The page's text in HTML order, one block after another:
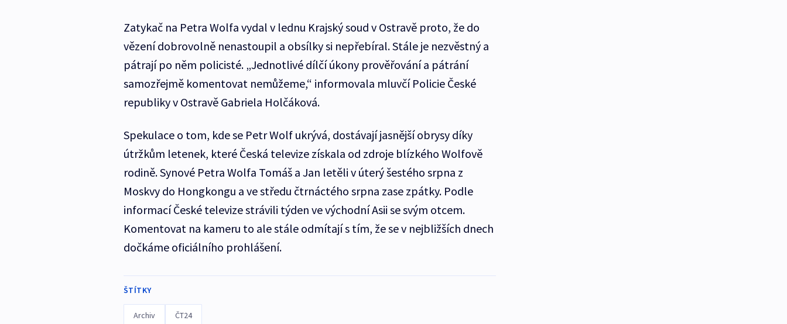
Zatykač na Petra Wolfa vydal v lednu Krajský soud v Ostravě proto, že do
vězení dobrovolně nenastoupil a obsílky si nepřebíral. Stále je nezvěstný a
pátrají po něm policisté. „Jednotlivé dílčí úkony prověřování a pátrání
samozřejmě komentovat nemůžeme,“ informovala mluvčí Policie České
republiky v Ostravě Gabriela Holčáková.
Spekulace o tom, kde se Petr Wolf ukrývá, dostávají jasnější obrysy díky
útržkům letenek, které Česká televize získala od zdroje blízkého Wolfově
rodině. Synové Petra Wolfa Tomáš a Jan letěli v úterý šestého srpna z
Moskvy do Hongkongu a ve středu čtrnáctého srpna zase zpátky. Podle
informací České televize strávili týden ve východní Asii se svým otcem.
Komentovat na kameru to ale stále odmítají s tím, že se v nejbližších dnech
dočkáme oficiálního prohlášení.
ŠTÍTKY
Archiv ČT24